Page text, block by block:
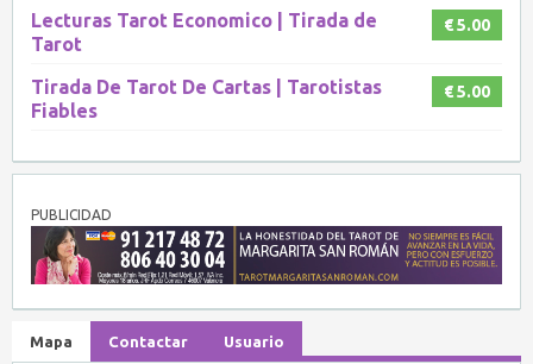
€ 5.00
Lecturas Tarot Economico | Tirada de
Tarot
€ 5.00
Tirada De Tarot De Cartas | Tarotistas
Fiables
PUBLICIDAD
Mapa Contactar Usuario